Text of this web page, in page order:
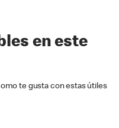
en este
te gusta con estas útiles